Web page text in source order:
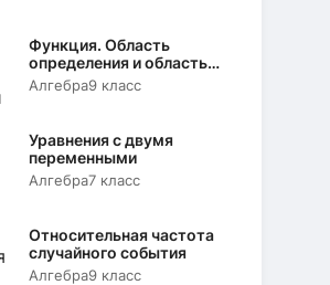
Функция. Область
определения и область
значений
Алгебра9 класс
Уравнения с двумя
переменными
Алгебра7 класс
Относительная частота
случайного события
Алгебра9 класс